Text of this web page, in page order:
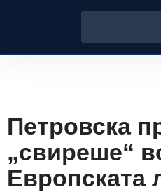
Петровска
„свиреше“
Европската